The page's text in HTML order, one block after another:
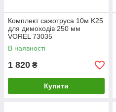
Комплект сажотруса 10м K25
для димоходів 250 мм
VOREL 73035
В наявності
1 820 ₴
Купити